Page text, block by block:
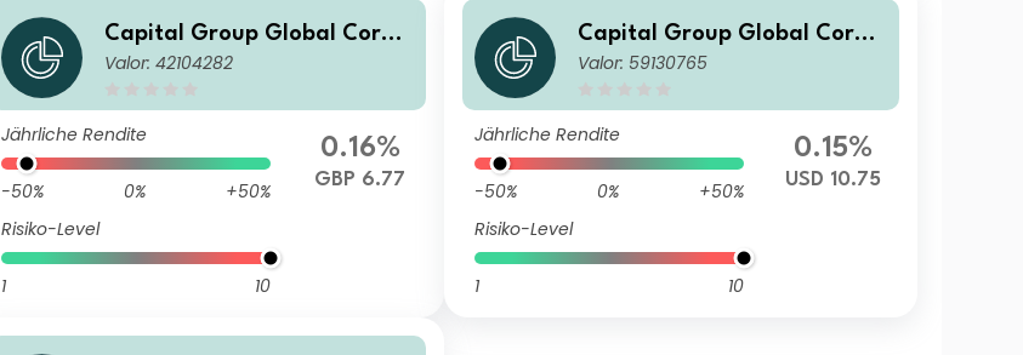
Capital Group Global Corpo
rate Bond Fund (LUX) Zgdh-
Valor: 42104282
Jährliche Rendite
-50% 0%
+50%
Risiko-Level
1 10
0.16%
GBP 6.77
Capital Group Global Corpo
rate Bond Fund (LUX) Pd
Valor: 59130765
Jährliche Rendite
-50% 0%
+50%
Risiko-Level
1 10
0.15%
USD 10.75